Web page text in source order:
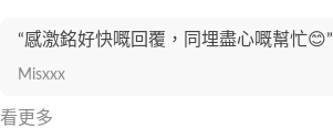
“感激銘好快嘅回覆，同埋盡心嘅幫忙😊”
Misxxx
看更多